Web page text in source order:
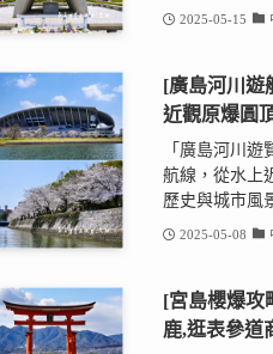
2025-05-15
[廣島河川遊
近觀原爆圓
「廣島河川
航線，從水上
歷史與城市風
2025-05-08
[宮島櫻爆攻
鹿,逛表參道